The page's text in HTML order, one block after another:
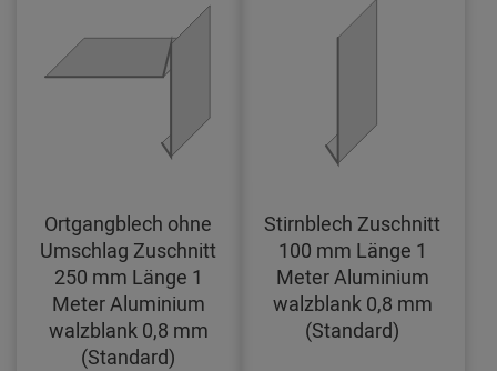
Ortgangblech ohne
Umschlag Zuschnitt
250 mm Länge 1
Meter Aluminium
walzblank 0,8 mm
(Standard)
Stirnblech Zuschnitt
100 mm Länge 1
Meter Aluminium
walzblank 0,8 mm
(Standard)